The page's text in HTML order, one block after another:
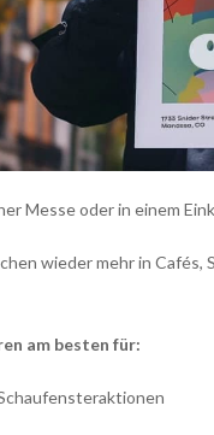
Messe oder in einem
wieder mehr in
am besten für: